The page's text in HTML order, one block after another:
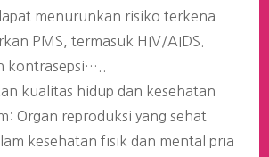
menurunkan risiko terkena
PMS, termasuk HIV/AIDS.
kontrasepsi…..
kualitas hidup dan kesehatan
Organ reproduksi yang sehat
kesehatan fisik dan mental pria